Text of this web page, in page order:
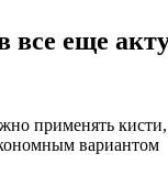
все еще
применять кисти,
вариантом